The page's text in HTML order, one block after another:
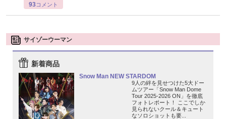
93コメント
サイゾーウーマン
新着商品
Snow Man NEW STARDOM
9人の絆を見せつけた5大ドー
ムツアー「Snow Man Dome
Tour 2025-2026 ON」を徹底
フォトレポート！ ここでしか
見られないクール＆キュート
なソロショットも要...